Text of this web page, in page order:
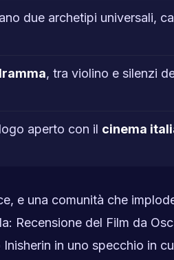
due archetipi universali,
, tra violino e silenzi
aperto con il cinema
e una comunità che
Recensione del Film da
in uno specchio in